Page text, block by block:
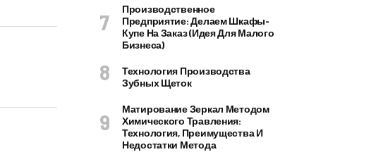
Производственное
Предприятие: Делаем Шкафы-
Купе На Заказ (идея Для Малого
Бизнеса)
Технология Производства
Зубных Щеток
Матирование Зеркал Методом
Химического Травления:
Технология, Преимущества И
Недостатки Метода